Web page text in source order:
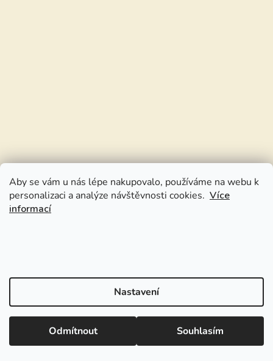
Aby se vám u nás lépe nakupovalo, používáme na webu k
personalizaci a analýze návštěvnosti cookies. Více
informací
Nastavení
Odmítnout Souhlasím